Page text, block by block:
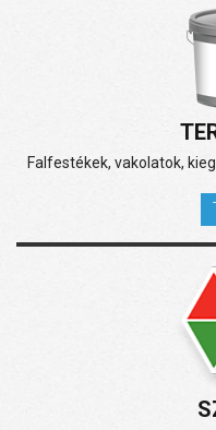
Falfestékek, vakolatok,